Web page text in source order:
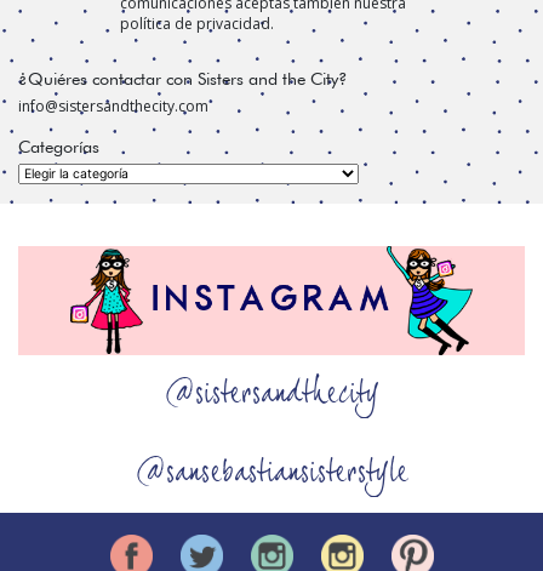
política de privacidad.
¿Quiéres contactar con Sisters and the City?
info@sistersandthecity.com
Categorías
Categorías
@sistersandthecity
@sansebastiansisterstyle